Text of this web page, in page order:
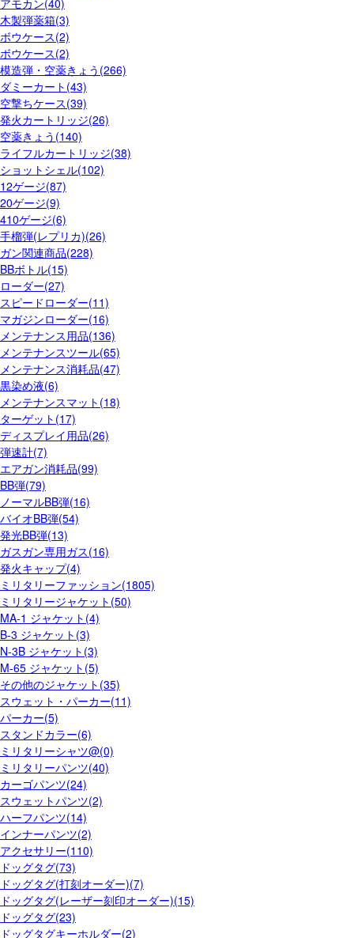
アモカン(40)
木製弾薬箱(3)
ボウケース(2)
ボウケース(2)
模造弾・空薬きょう(266)
ダミーカート(43)
空撃ちケース(39)
発火カートリッジ(26)
空薬きょう(140)
ライフルカートリッジ(38)
ショットシェル(102)
12ゲージ(87)
20ゲージ(9)
410ゲージ(6)
手榴弾(レプリカ)(26)
ガン関連商品(228)
BBボトル(15)
ローダー(27)
スピードローダー(11)
マガジンローダー(16)
メンテナンス用品(136)
メンテナンスツール(65)
メンテナンス消耗品(47)
黒染め液(6)
メンテナンスマット(18)
ターゲット(17)
ディスプレイ用品(26)
弾速計(7)
エアガン消耗品(99)
BB弾(79)
ノーマルBB弾(16)
バイオBB弾(54)
発光BB弾(13)
ガスガン専用ガス(16)
発火キャップ(4)
ミリタリーファッション(1805)
ミリタリージャケット(50)
MA-1 ジャケット(4)
B-3 ジャケット(3)
N-3B ジャケット(3)
M-65 ジャケット(5)
その他のジャケット(35)
スウェット・パーカー(11)
パーカー(5)
スタンドカラー(6)
ミリタリーシャツ@(0)
ミリタリーパンツ(40)
カーゴパンツ(24)
スウェットパンツ(2)
ハーフパンツ(14)
インナーパンツ(2)
アクセサリー(110)
ドッグタグ(73)
ドッグタグ(打刻オーダー)(7)
ドッグタグ(レーザー刻印オーダー)(15)
ドッグタグ(23)
ドッグタグキーホルダー(2)